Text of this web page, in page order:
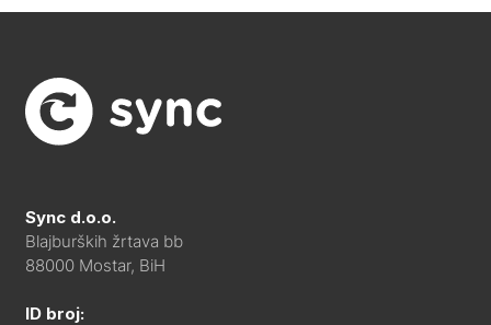
Sync d.o.o.
Blajburških žrtava bb
88000 Mostar, BiH
ID broj: